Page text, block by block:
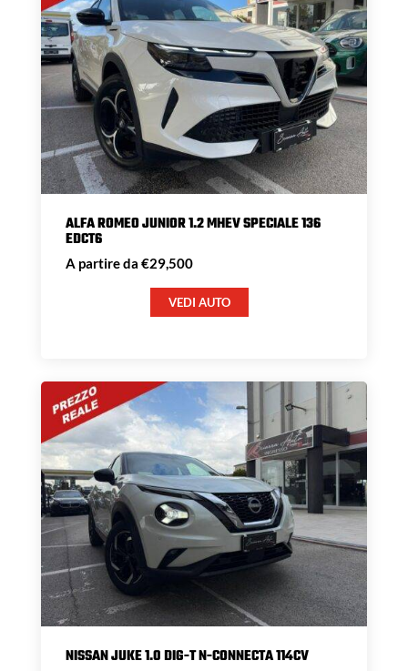
ALFA ROMEO JUNIOR 1.2 MHEV SPECIALE 136
EDCT6
A partire da €29,500
VEDI AUTO
NISSAN JUKE 1.0 DIG-T N-CONNECTA 114CV